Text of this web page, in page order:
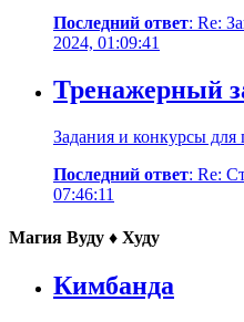
Последний ответ: Re:
2024, 01:09:41
Тренажерный
Задания и конкурсы для
Последний ответ: Re:
07:46:11
Магия Вуду ♦ Худу
Кимбанда